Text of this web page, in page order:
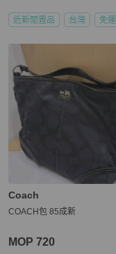
近新閒置品 台灣 免運
Coach
COACH包 85成新
MOP 720